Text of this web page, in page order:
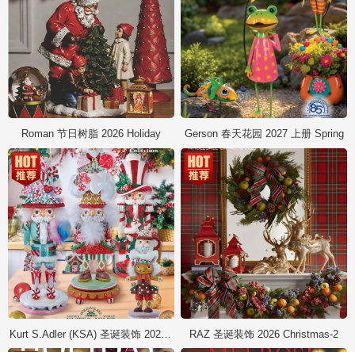
Roman 节日树脂 2026 Holiday Gerson 春天花园 2027 上册 Spring
RAZ 圣诞装饰 2026 Christmas-2